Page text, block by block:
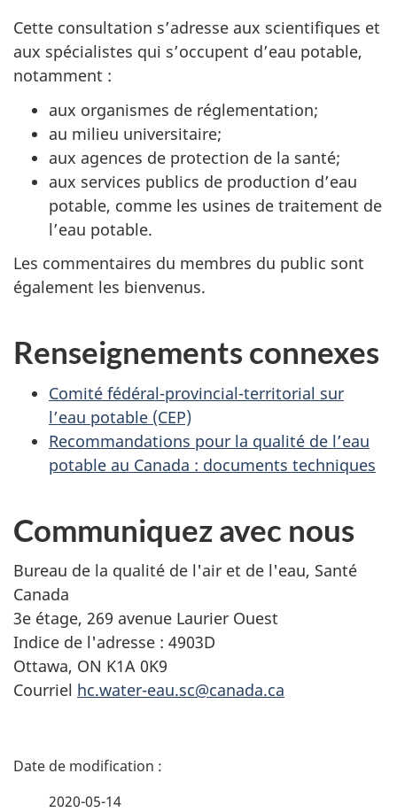
Cette consultation s’adresse aux scientifiques et
aux spécialistes qui s’occupent d’eau potable,
notamment :
aux organismes de réglementation;
au milieu universitaire;
aux agences de protection de la santé;
aux services publics de production d’eau
potable, comme les usines de traitement de
l’eau potable.
Les commentaires du membres du public sont
également les bienvenus.
Renseignements connexes
Comité fédéral-provincial-territorial sur
l’eau potable (CEP)
Recommandations pour la qualité de l’eau
potable au Canada : documents techniques
Communiquez avec nous
Bureau de la qualité de l'air et de l'eau, Santé
Canada
3e étage, 269 avenue Laurier Ouest
Indice de l'adresse : 4903D
Ottawa, ON K1A 0K9
Courriel hc.water-eau.sc@canada.ca
D
2020-05-14